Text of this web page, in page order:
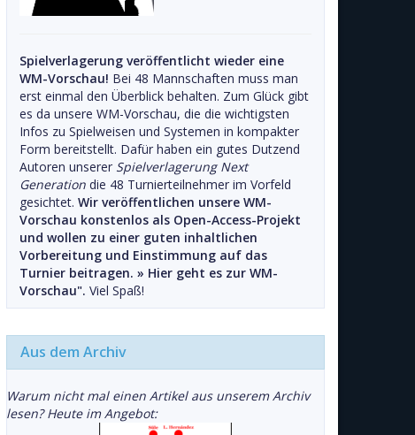
Spielverlagerung veröffentlicht wieder eine
WM-Vorschau! Bei 48 Mannschaften muss man
erst einmal den Überblick behalten. Zum Glück gibt
es da unsere WM-Vorschau, die die wichtigsten
Infos zu Spielweisen und Systemen in kompakter
Form bereitstellt. Dafür haben ein gutes Dutzend
Autoren unserer Spielverlagerung Next
Generation die 48 Turnierteilnehmer im Vorfeld
gesichtet. Wir veröffentlichen unsere WM-
Vorschau konstenlos als Open-Access-Projekt
und wollen zu einer guten inhaltlichen
Vorbereitung und Einstimmung auf das
Turnier beitragen. » Hier geht es zur WM-
Vorschau". Viel Spaß!
Aus dem Archiv
Warum nicht mal einen Artikel aus unserem Archiv
lesen? Heute im Angebot: